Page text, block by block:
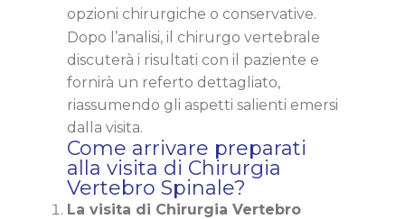
opzioni chirurgiche o conservative.
Dopo l’analisi, il chirurgo vertebrale
discuterà i risultati con il paziente e
fornirà un referto dettagliato,
riassumendo gli aspetti salienti emersi
dalla visita.
Come arrivare preparati
alla visita di Chirurgia
Vertebro Spinale?
La visita di Chirurgia Vertebro